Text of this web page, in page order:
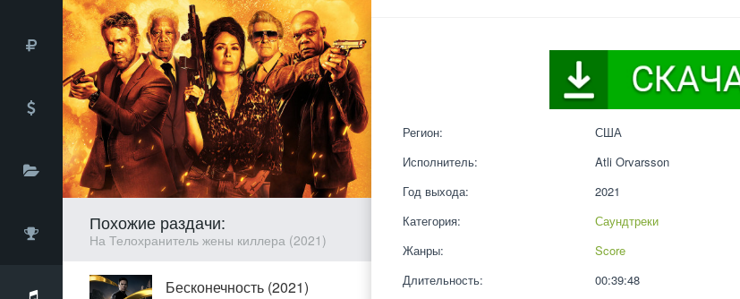
Регион:
США
Исполнитель:
Atli Orvarsson
Год выхода:
2021
Категория:
Саундтреки
Жанры:
Score
Длительность:
00:39:48
Похожие раздачи:
На Телохранитель жены киллера (2021)
Бесконечность (2021)